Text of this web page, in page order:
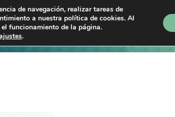
shows En directo
de navegación, realizar tareas de
a nuestra política de cookies. Al
funcionamiento de la página.
.